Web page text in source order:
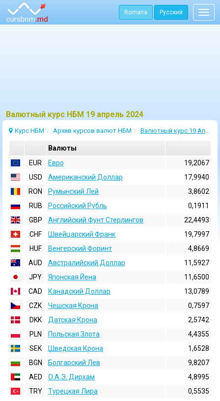
Romana Русский
Bалютный курс НБМ 19 апрель 2024
Курс НБМ Архив курсов валют НБМ Валютный курс 19 Апрель 2024
Валюты
EUR
Евро
19,2067
USD
Aмериканский Доллар
17,9940
RON
Румынский Лей
3,8602
RUB
Российский Рубль
0,1911
GBP
Английский Фунт Стерлингов
22,4493
CHF
Швейцарский Франк
19,7997
HUF
Венгерский Форинт
4,8669
AUD
Австралийский Доллар
11,5927
JPY
Японская Йена
11,6500
CAD
Канадский Доллар
13,0789
CZK
Чешская Крона
0,7597
DKK
Датская Крона
2,5742
PLN
Польская Злота
4,4355
SEK
Шведская Крона
1,6528
BGN
Болгарский Лев
9,8207
AED
О.А.Э. Дирхам
4,8995
TRY
Турецкая Лира
0,5535